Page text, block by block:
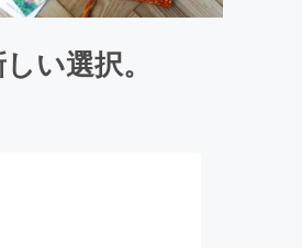
い選択。